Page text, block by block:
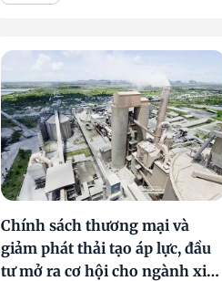
Chính sách thương mại và
giảm phát thải tạo áp lực, đầu
tư mở ra cơ hội cho ngành xi